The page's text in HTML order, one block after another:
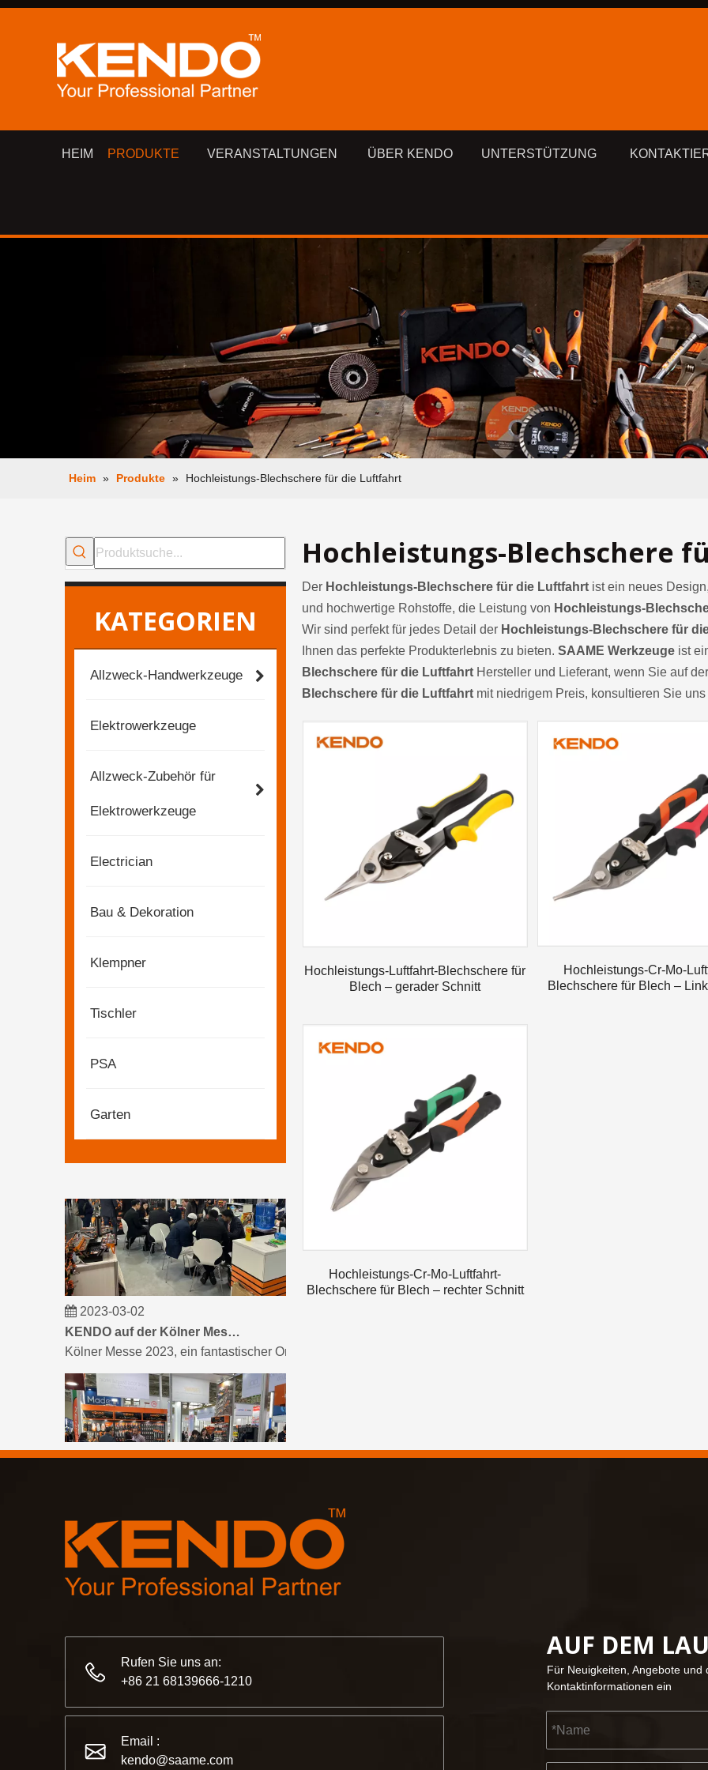
HEIM PRODUKTE VERANSTALTUNGEN ÜBER KENDO UNTERSTÜTZUNG
Heim » Produkte » Hochleistungs-Blechschere für die Luftfahrt
KATEGORIEN
Allzweck-Handwerkzeuge
Elektrowerkzeuge
Allzweck-Zubehör für
Elektrowerkzeuge
Electrician
Bau & Dekoration
Klempner
Tischler
PSA
Garten
2023-03-02
Kölner Messe 2023, ein fantastischer Ort für Kendo, um unsere alten Freunde zu treffen und neue Freunde zu
2023-03-02
Kölner Messe 2023, ein fantastischer Ort für Kendo, um unsere alten Freunde zu treffen und neue Freunde zu
2023-03-02
KENDO auf der Kölner Messe 2023
Kölner Messe 2023, ein fantastischer Ort für Kendo, um unsere alten Freunde zu treffen und neue Freunde zu
Hochleistungs-Blechschere
Der Hochleistungs-Blechschere für die Luftfahrt ist ein neues
und hochwertige Rohstoffe, die Leistung von Hochleistungs-
Wir sind perfekt für jedes Detail der Hochleistungs-Blechschere für
Ihnen das perfekte Produkterlebnis zu bieten. SAAME Werkzeuge ist
Blechschere für die Luftfahrt Hersteller und Lieferant, wenn Sie auf
Blechschere für die Luftfahrt mit niedrigem Preis, konsultieren Sie uns
Hochleistungs-Luftfahrt-Blechschere für
Blech – gerader Schnitt
Hochleistungs-Cr-Mo-
Blechschere für Blech –
Hochleistungs-Cr-Mo-Luftfahrt-
Blechschere für Blech – rechter Schnitt
Rufen Sie uns an:
+86 21 68139666-1210
Email :
kendo@saame.com
AUF DEM
Für Neuigkeiten, Angebote
Kontaktinformationen ein